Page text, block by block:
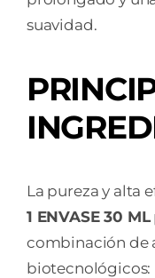
suavidad.
La pureza y alta
1 ENVASE 30 ML
combinación de
biotecnológicos: